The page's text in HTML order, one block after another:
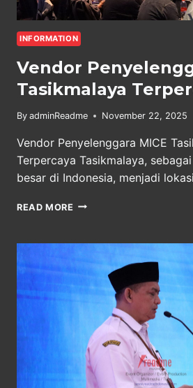
INFORMATION
Vendor
Tasikmalaya
By adminReadme November 22, 2025
Vendor Penyelenggara MICE
Terpercaya Tasikmalaya,
besar di Indonesia, menjadi
READ MORE VENDOR
TASIKMALAYA